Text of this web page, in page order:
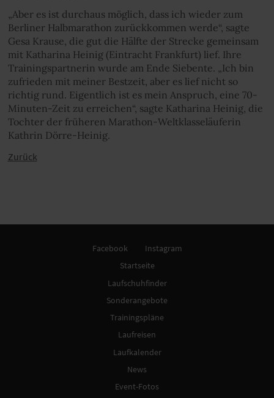
„Aber es ist durchaus möglich, dass ich wieder zum
Berliner Halbmarathon zurückkommen werde“, sagte
Gesa Krause, die gut die Hälfte der Strecke gemeinsam
mit Katharina Heinig (Eintracht Frankfurt) lief. Ihre
Trainingspartnerin wurde am Ende Siebente. „Ich bin
zufrieden mit meiner Bestzeit, aber es lief nicht so
richtig rund. Eigentlich ist es mein Anspruch, eine 70-
Minuten-Zeit zu erreichen“, sagte Katharina Heinig, die
Tochter der früheren Marathon-Weltklasseläuferin
Kathrin Dörre-Heinig.
Zurück
Facebook
Instagram
Startseite
Laufschuhfinder
Sonderangebote
Trainingspläne
Laufreisen
Laufkalender
News
Event-Fotos